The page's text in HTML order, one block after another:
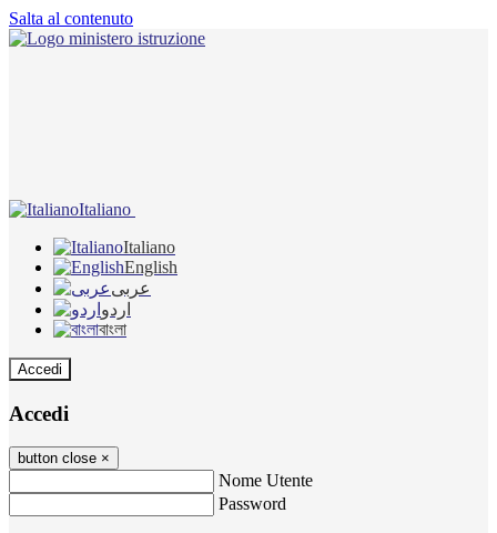
Salta al contenuto
Italiano
Italiano
English
عربى
اردو
বাংলা
Accedi
Accedi
button close ×
Nome Utente
Password